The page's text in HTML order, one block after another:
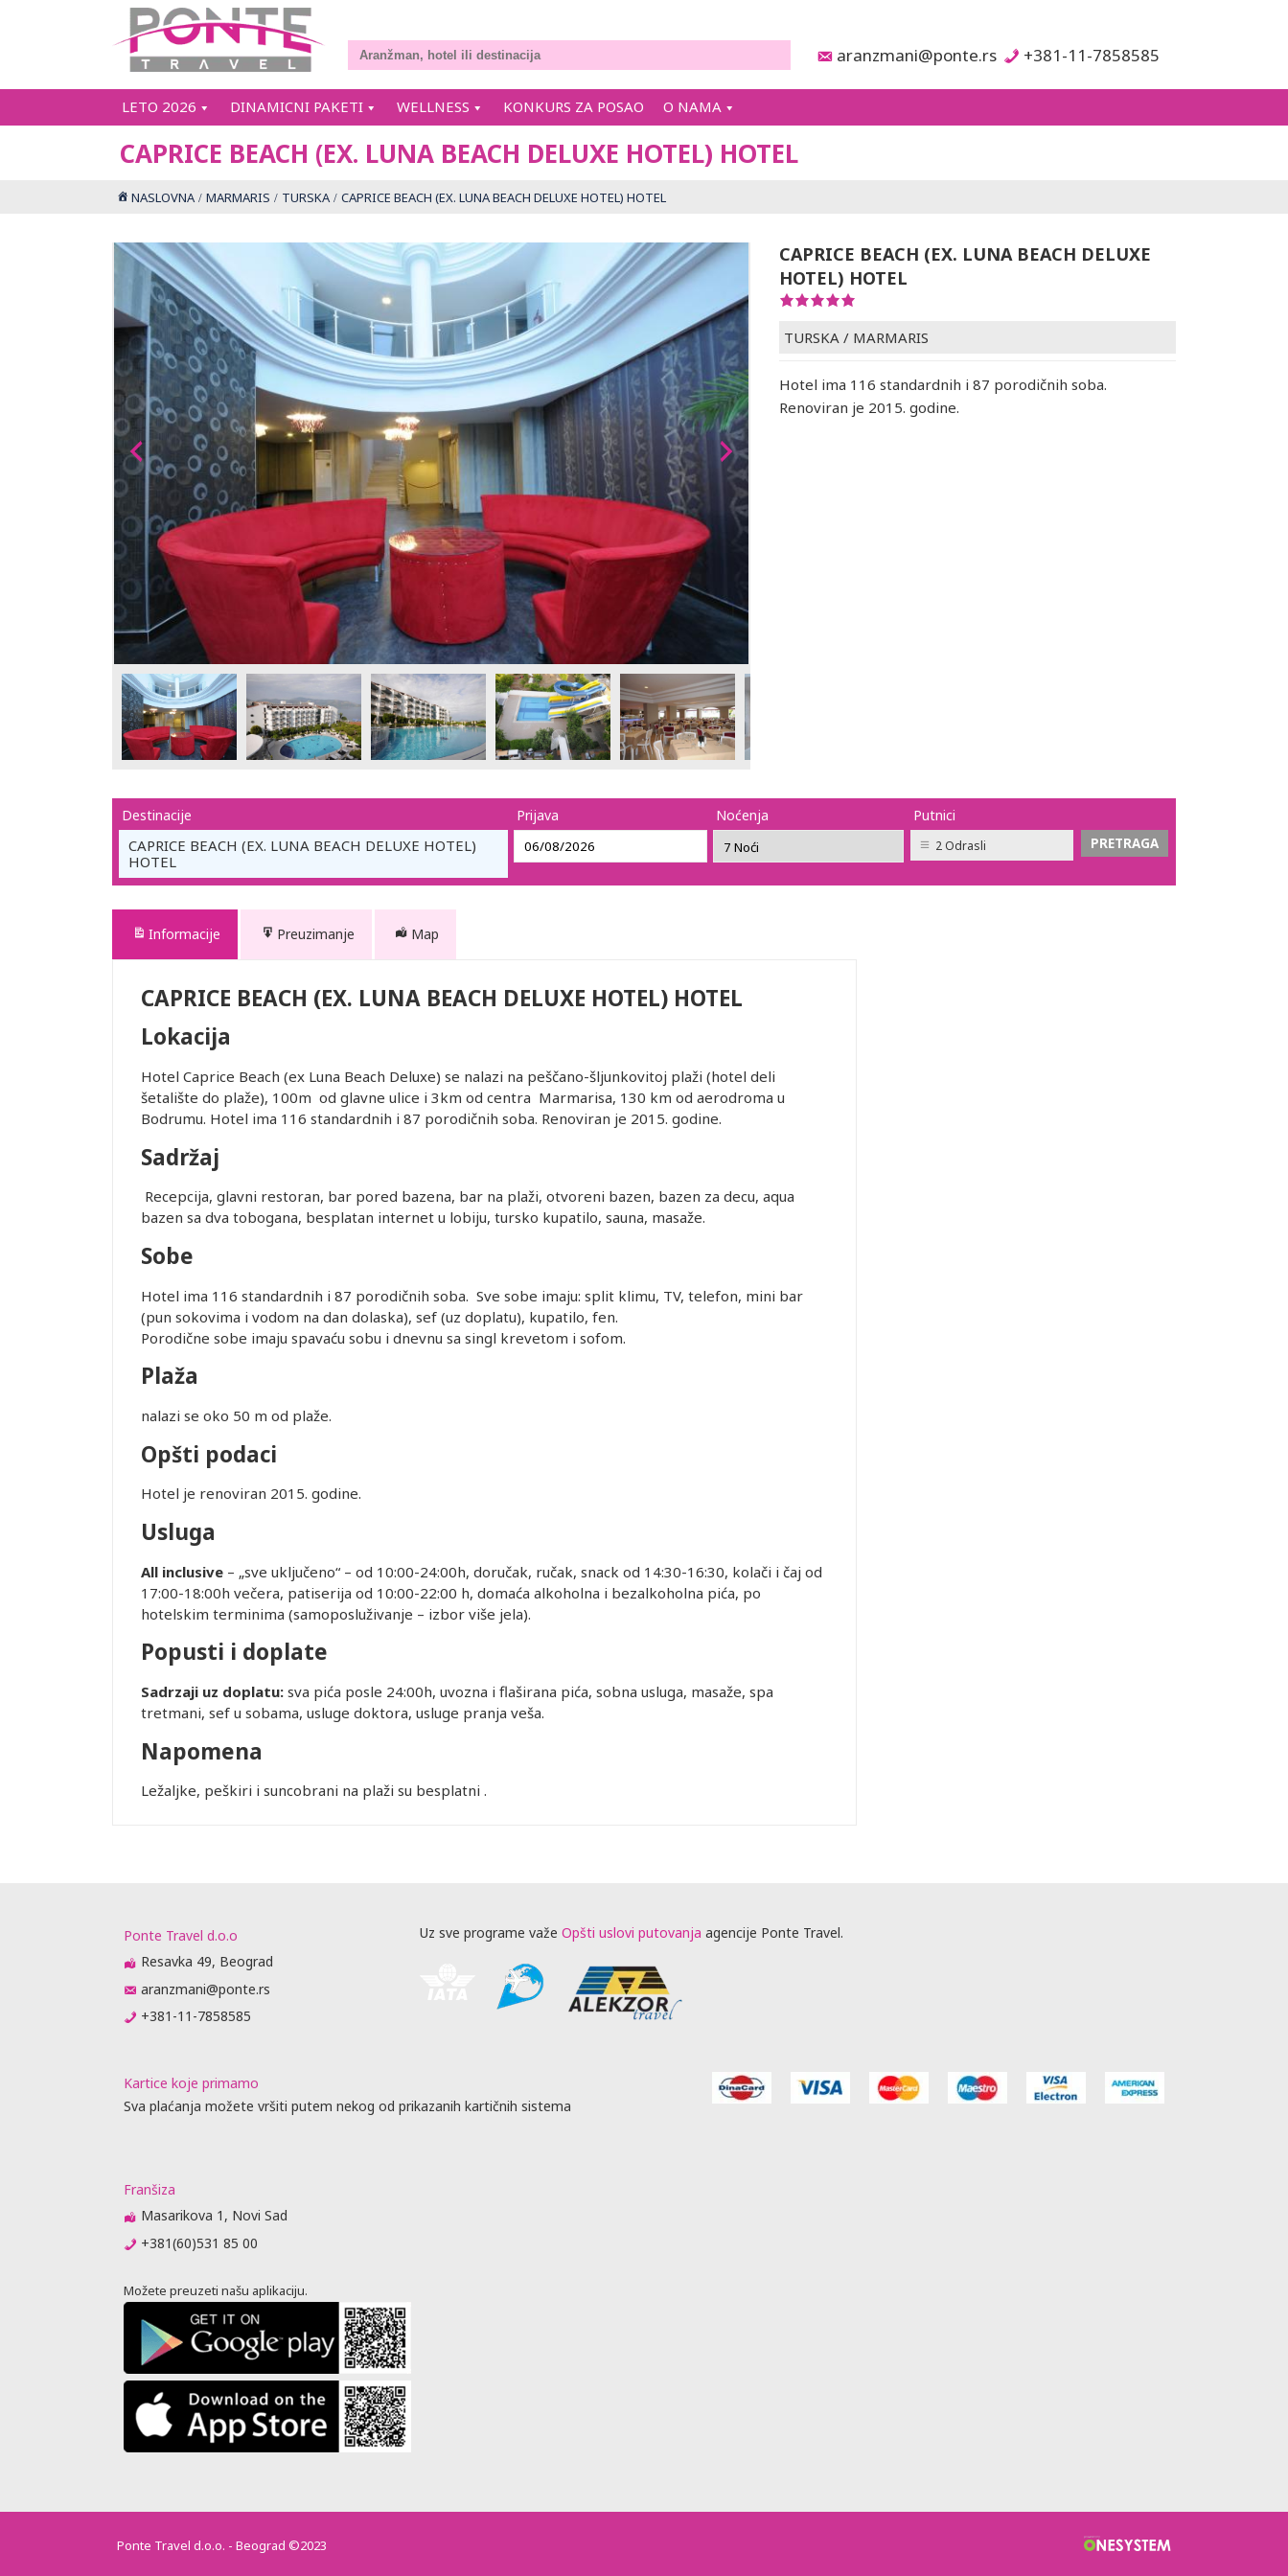
aranzmani@ponte.rs +381-11-7858585
LETO 2026 DINAMICNI PAKETI WELLNESS KONKURS ZA POSAO O NAMA
CAPRICE BEACH (EX. LUNA BEACH DELUXE HOTEL) HOTEL
NASLOVNA MARMARIS TURSKA CAPRICE BEACH (EX. LUNA BEACH DELUXE HOTEL) HOTEL
CAPRICE BEACH (EX. LUNA BEACH DELUXE
HOTEL) HOTEL
TURSKA / MARMARIS
Hotel ima 116 standardnih i 87 porodičnih soba.
Renoviran je 2015. godine.
Destinacije
CAPRICE BEACH (EX. LUNA BEACH DELUXE HOTEL)
HOTEL
Prijava Noćenja Putnici
2 Odrasli
Informacije Preuzimanje Map
CAPRICE BEACH (EX. LUNA BEACH DELUXE HOTEL) HOTEL
Lokacija
Hotel Caprice Beach (ex Luna Beach Deluxe) se nalazi na peščano-šljunkovitoj plaži (hotel deli
šetalište do plaže), 100m od glavne ulice i 3km od centra Marmarisa, 130 km od aerodroma u
Bodrumu. Hotel ima 116 standardnih i 87 porodičnih soba. Renoviran je 2015. godine.
Sadržaj
Recepcija, glavni restoran, bar pored bazena, bar na plaži, otvoreni bazen, bazen za decu, aqua
bazen sa dva tobogana, besplatan internet u lobiju, tursko kupatilo, sauna, masaže.
Sobe
Hotel ima 116 standardnih i 87 porodičnih soba. Sve sobe imaju: split klimu, TV, telefon, mini bar
(pun sokovima i vodom na dan dolaska), sef (uz doplatu), kupatilo, fen.
Porodične sobe imaju spavaću sobu i dnevnu sa singl krevetom i sofom.
Plaža
nalazi se oko 50 m od plaže.
Opšti podaci
Hotel je renoviran 2015. godine.
Usluga
All inclusive – „sve uključeno“ – od 10:00-24:00h, doručak, ručak, snack od 14:30-16:30, kolači i čaj od
17:00-18:00h večera, patiserija od 10:00-22:00 h, domaća alkoholna i bezalkoholna pića, po
hotelskim terminima (samoposluživanje – izbor više jela).
Popusti i doplate
Sadrzaji uz doplatu: sva pića posle 24:00h, uvozna i flaširana pića, sobna usluga, masaže, spa
tretmani, sef u sobama, usluge doktora, usluge pranja veša.
Napomena
Ležaljke, peškiri i suncobrani na plaži su besplatni .
Ponte Travel d.o.o
Resavka 49, Beograd
aranzmani@ponte.rs
+381-11-7858585
Uz sve programe važe Opšti uslovi putovanja agencije Ponte Travel.
Kartice koje primamo
Sva plaćanja možete vršiti putem nekog od prikazanih kartičnih sistema
Franšiza
Masarikova 1, Novi Sad
+381(60)531 85 00
Možete preuzeti našu aplikaciju.
Ponte Travel d.o.o. - Beograd ©2023